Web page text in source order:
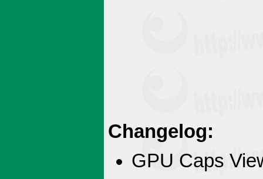
Changelog:
GPU Caps